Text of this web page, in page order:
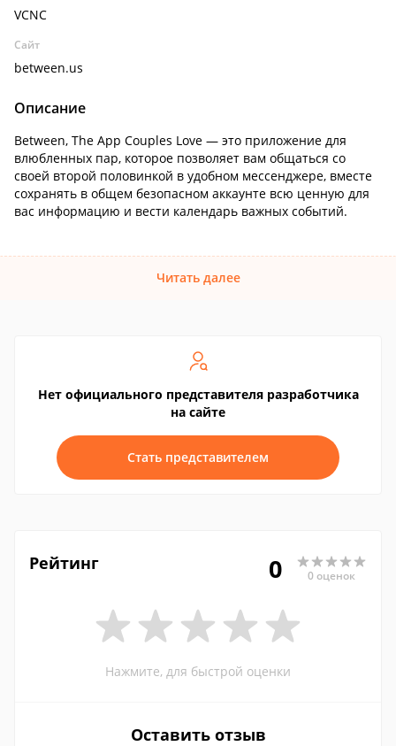
VCNC
Сайт
between.us
Описание
Between, The App Couples Love — это приложение для
влюбленных пар, которое позволяет вам общаться со
своей второй половинкой в удобном мессенджере, вместе
сохранять в общем безопасном аккаунте всю ценную для
вас информацию и вести календарь важных событий.
Читать далее
Нет официального представителя разработчика
на сайте
Стать представителем
Рейтинг 0 0 оценок
Нажмите, для быстрой оценки
Оставить отзыв